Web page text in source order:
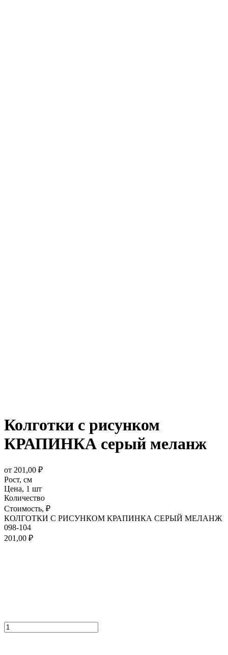
Колготки с рисунком
КРАПИНКА серый меланж
от 201,00 ₽
Рост, см
Цена, 1 шт
Количество
Стоимость, ₽
КОЛГОТКИ С РИСУНКОМ КРАПИНКА СЕРЫЙ МЕЛАНЖ
098-104
201,00 ₽